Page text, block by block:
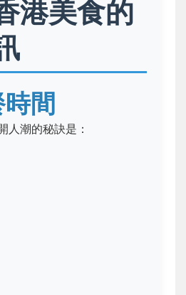
港美食的
間
人潮的秘訣是：